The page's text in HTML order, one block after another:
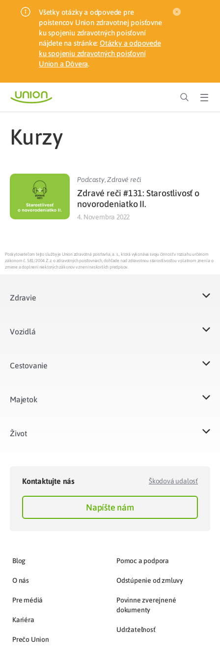
Všetky otázky a odpovede pre
poistencov Union zdravotnej poisťovne
ku spojeniu zdravotných poisťovní
nájdete na stránke: Otázky a odpovede
ku spojeniu zdravotných poisťovní
Union a Dôvera.
kurzy
Podcasty,Zdravé reči
Zdravé reči #131: Starostlivosť o
novorodeniatko II.
4. Novembra 2022
Poskytovateľom tejto služby je Union zdravotná poisťovňa, a. s., ktorá vykonáva svoju činnosť v rozsahu určenom
zákonom č. 581/2004 Z.z. o zdravotných poisťovniach, dohľade nad zdravotnou starostlivosťou v platnom znení a o
zmene a doplnení niektorých zákonov v znení neskorších predpisov.
Zdravie
Vozidlá​
Cestovanie
Majetok​
Život​
Kontaktujte nás Škodová udalosť
Napíšte nám
Blog
O nás
Pre médiá
Kariéra
Prečo Union
Pomoc a podpora
Odstúpenie od zmluvy
Povinne zverejnené
dokumenty
Udržateľnosť